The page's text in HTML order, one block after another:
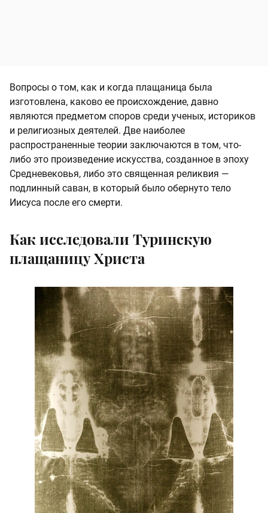
Вопросы о том, как и когда плащаница была
изготовлена, каково ее происхождение, давно
являются предметом споров среди ученых, историков
и религиозных деятелей. Две наиболее
распространенные теории заключаются в том, что-
либо это произведение искусства, созданное в эпоху
Средневековья, либо это священная реликвия —
подлинный саван, в который было обернуто тело
Иисуса после его смерти.
Как исследовали Туринскую
плащаницу Христа